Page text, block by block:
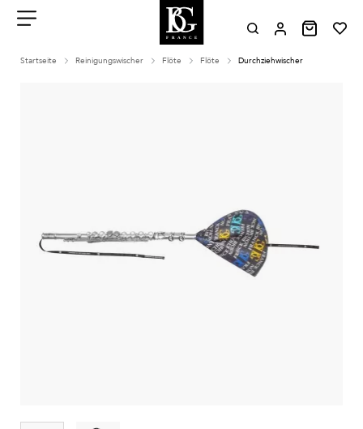
contenu
Startseite Reinigungswischer Flöte Flöte Durchziehwischer